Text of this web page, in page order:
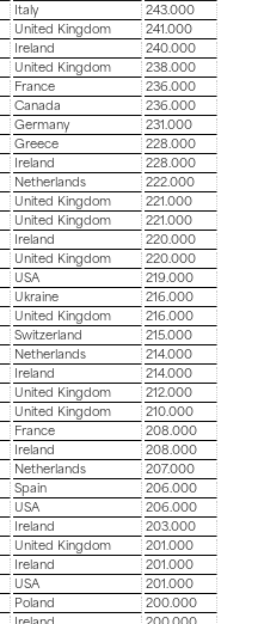
Italy
243.000
United Kingdom
241.000
Ireland
240.000
United Kingdom
238.000
France
236.000
Canada
236.000
Germany
231.000
Greece
228.000
Ireland
228.000
Netherlands
222.000
United Kingdom
221.000
United Kingdom
221.000
Ireland
220.000
United Kingdom
220.000
USA
219.000
Ukraine
216.000
United Kingdom
216.000
Switzerland
215.000
Netherlands
214.000
Ireland
214.000
United Kingdom
212.000
United Kingdom
210.000
France
208.000
Ireland
208.000
Netherlands
207.000
Spain
206.000
USA
206.000
Ireland
203.000
United Kingdom
201.000
Ireland
201.000
USA
201.000
Poland
200.000